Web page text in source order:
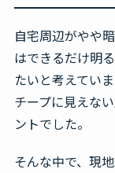
自宅周辺がやや
はできるだけ明
たいと考えてい
チープに見えな
ントでした。
そんな中で、現